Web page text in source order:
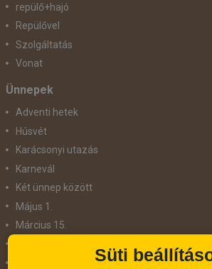
repülő+hajó
Repülővel
Szolgáltatás
Vonat
Ünnepek
Adventi hetek
Húsvét
Karácsonyi utazás
Karnevál
Két ünnep között
Május 1.
Március 15.
Süti